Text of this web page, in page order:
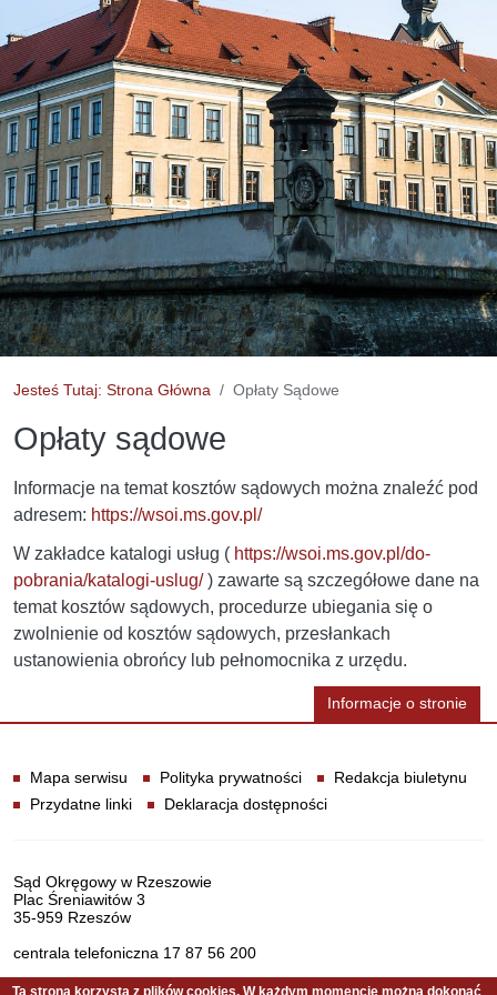
Jesteś Tutaj: Strona Główna Opłaty Sądowe
Opłaty sądowe
Informacje na temat kosztów sądowych można znaleźć pod
adresem: https://wsoi.ms.gov.pl/
W zakładce katalogi usług ( https://wsoi.ms.gov.pl/do-
pobrania/katalogi-uslug/) zawarte są szczegółowe dane na
temat kosztów sądowych, procedurze ubiegania się o
zwolnienie od kosztów sądowych, przesłankach
ustanowienia obrońcy lub pełnomocnika z urzędu.
Informacje o stronie
Mapa serwisu Polityka prywatności
Redakcja biuletynu
Przydatne linki
Deklaracja dostępności
Dane teleadresowe
Sąd Okręgowy w Rzeszowie
Plac Śreniawitów 3
35-959 Rzeszów
centrala telefoniczna 17 87 56 200
Ta strona korzysta z plików cookies. W każdym momencie można dokonać